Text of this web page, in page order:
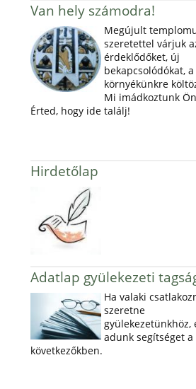
Van hely számodra!
Megújult
szeretettel várjuk
érdeklődőket, új
bekapcsolódókat, a
környékünkre
Mi imádkoztunk
Érted, hogy ide találj!
Hirdetőlap
Adatlap gyülekezeti
Ha valaki
szeretne
gyülekezetünkhöz,
adunk segítséget a
következőkben.